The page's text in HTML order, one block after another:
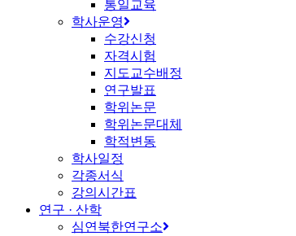
통일교육
학사운영
수강신청
자격시험
지도교수배정
연구발표
학위논문
학위논문대체
학적변동
학사일정
각종서식
강의시간표
연구 · 산학
심연북한연구소